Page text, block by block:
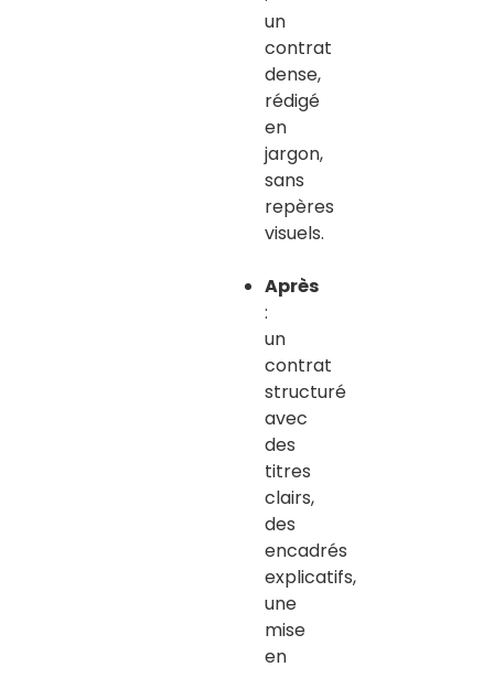
un
contrat
dense,
rédigé
en
jargon,
sans
repères
visuels.
Après
:
un
contrat
structuré
avec
des
titres
clairs,
des
encadrés
explicatifs,
une
mise
en